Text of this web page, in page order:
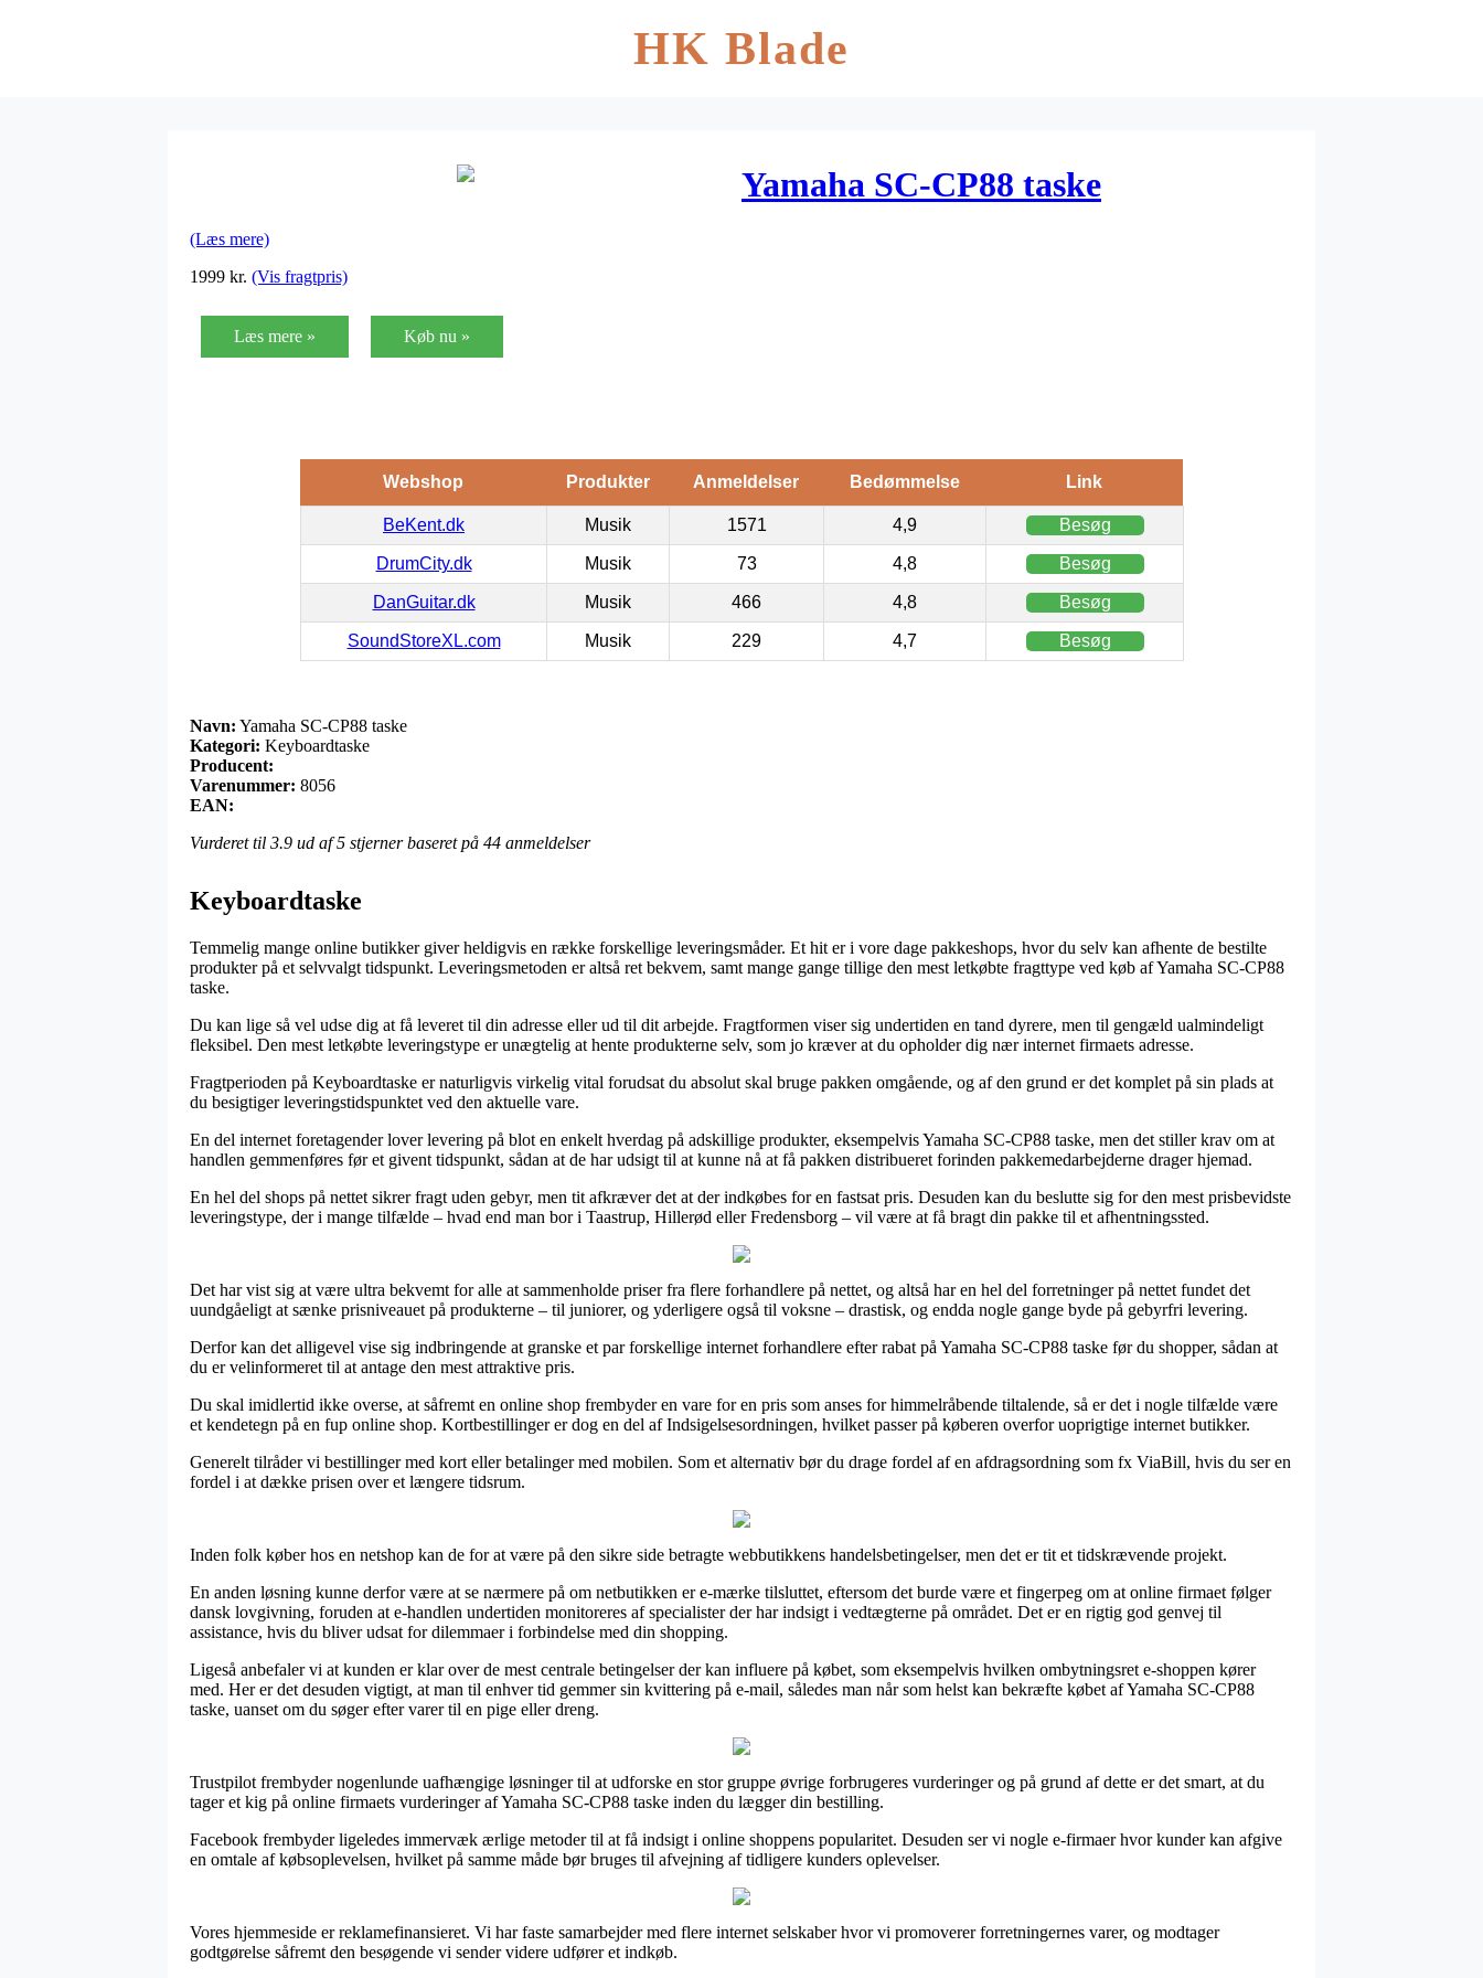
HK Blade
Yamaha SC-CP88 taske
(Læs mere)
1999 kr. (Vis fragtpris)
Læs mere » Køb nu »
Webshop Produkter Anmeldelser Bedømmelse Link
BeKent.dk Musik 1571 4,9 Besøg
DrumCity.dk Musik 73 4,8 Besøg
DanGuitar.dk Musik 466 4,8 Besøg
SoundStoreXL.com Musik 229 4,7 Besøg
Navn: Yamaha SC-CP88 taske
Kategori: Keyboardtaske
Producent:
Varenummer: 8056
EAN:
Vurderet til 3.9 ud af 5 stjerner baseret på 44 anmeldelser
Keyboardtaske
Temmelig mange online butikker giver heldigvis en række forskellige leveringsmåder. Et hit er i vore dage pakkeshops, hvor du selv kan afhente de bestilte
produkter på et selvvalgt tidspunkt. Leveringsmetoden er altså ret bekvem, samt mange gange tillige den mest letkøbte fragttype ved køb af Yamaha SC-CP88
taske.
Du kan lige så vel udse dig at få leveret til din adresse eller ud til dit arbejde. Fragtformen viser sig undertiden en tand dyrere, men til gengæld ualmindeligt
fleksibel. Den mest letkøbte leveringstype er unægtelig at hente produkterne selv, som jo kræver at du opholder dig nær internet firmaets adresse.
Fragtperioden på Keyboardtaske er naturligvis virkelig vital forudsat du absolut skal bruge pakken omgående, og af den grund er det komplet på sin plads at
du besigtiger leveringstidspunktet ved den aktuelle vare.
En del internet foretagender lover levering på blot en enkelt hverdag på adskillige produkter, eksempelvis Yamaha SC-CP88 taske, men det stiller krav om at
handlen gemmenføres før et givent tidspunkt, sådan at de har udsigt til at kunne nå at få pakken distribueret forinden pakkemedarbejderne drager hjemad.
En hel del shops på nettet sikrer fragt uden gebyr, men tit afkræver det at der indkøbes for en fastsat pris. Desuden kan du beslutte sig for den mest prisbevidste
leveringstype, der i mange tilfælde – hvad end man bor i Taastrup, Hillerød eller Fredensborg – vil være at få bragt din pakke til et afhentningssted.
Det har vist sig at være ultra bekvemt for alle at sammenholde priser fra flere forhandlere på nettet, og altså har en hel del forretninger på nettet fundet det
uundgåeligt at sænke prisniveauet på produkterne – til juniorer, og yderligere også til voksne – drastisk, og endda nogle gange byde på gebyrfri levering.
Derfor kan det alligevel vise sig indbringende at granske et par forskellige internet forhandlere efter rabat på Yamaha SC-CP88 taske før du shopper, sådan at
du er velinformeret til at antage den mest attraktive pris.
Du skal imidlertid ikke overse, at såfremt en online shop frembyder en vare for en pris som anses for himmelråbende tiltalende, så er det i nogle tilfælde være
et kendetegn på en fup online shop. Kortbestillinger er dog en del af Indsigelsesordningen, hvilket passer på køberen overfor uoprigtige internet butikker.
Generelt tilråder vi bestillinger med kort eller betalinger med mobilen. Som et alternativ bør du drage fordel af en afdragsordning som fx ViaBill, hvis du ser en
fordel i at dække prisen over et længere tidsrum.
Inden folk køber hos en netshop kan de for at være på den sikre side betragte webbutikkens handelsbetingelser, men det er tit et tidskrævende projekt.
En anden løsning kunne derfor være at se nærmere på om netbutikken er e-mærke tilsluttet, eftersom det burde være et fingerpeg om at online firmaet følger
dansk lovgivning, foruden at e-handlen undertiden monitoreres af specialister der har indsigt i vedtægterne på området. Det er en rigtig god genvej til
assistance, hvis du bliver udsat for dilemmaer i forbindelse med din shopping.
Ligeså anbefaler vi at kunden er klar over de mest centrale betingelser der kan influere på købet, som eksempelvis hvilken ombytningsret e-shoppen kører
med. Her er det desuden vigtigt, at man til enhver tid gemmer sin kvittering på e-mail, således man når som helst kan bekræfte købet af Yamaha SC-CP88
taske, uanset om du søger efter varer til en pige eller dreng.
Trustpilot frembyder nogenlunde uafhængige løsninger til at udforske en stor gruppe øvrige forbrugeres vurderinger og på grund af dette er det smart, at du
tager et kig på online firmaets vurderinger af Yamaha SC-CP88 taske inden du lægger din bestilling.
Facebook frembyder ligeledes immervæk ærlige metoder til at få indsigt i online shoppens popularitet. Desuden ser vi nogle e-firmaer hvor kunder kan afgive
en omtale af købsoplevelsen, hvilket på samme måde bør bruges til afvejning af tidligere kunders oplevelser.
Vores hjemmeside er reklamefinansieret. Vi har faste samarbejder med flere internet selskaber hvor vi promoverer forretningernes varer, og modtager
godtgørelse såfremt den besøgende vi sender videre udfører et indkøb.